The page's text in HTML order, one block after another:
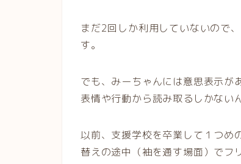
まだ2回しか利用していないので
す。
でも、みーちゃんには意思表示が
表情や行動から読み取るしかない
以前、支援学校を卒業して１つめ
替えの途中（袖を通す場面）でフ